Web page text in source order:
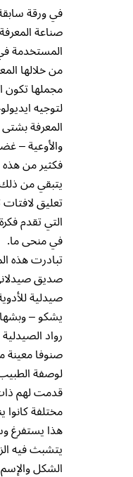
في ورقة
صناعة
المستخدمة
من خلالها
مجملها تكون
لتوجيه
المعرفة
والأوعية –
فكثير من هذه
يتبقي من ذلك
تعليق
التي تقدم
في منحى ما.
تبادرت هذه
صديق
صيدلية
يشكو –
رواد
صنوفا معينة
لوصفة
قدمت لهم
مختلفة كانوا
هذا يستفرغ
يتشبث فيه
الشكل